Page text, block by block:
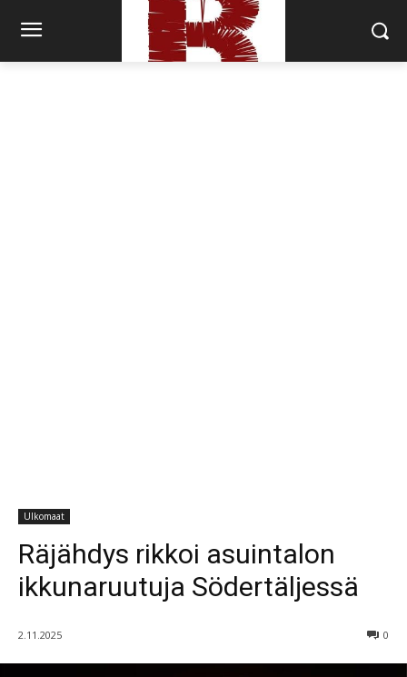
Ulkomaat
Räjähdys rikkoi asuintalon
ikkunaruutuja Södertäljessä
2.11.2025 0